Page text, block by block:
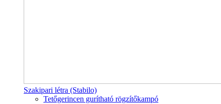
Szakipari létra (Stabilo)
Tetőgerincen gurítható rögzítőkampó